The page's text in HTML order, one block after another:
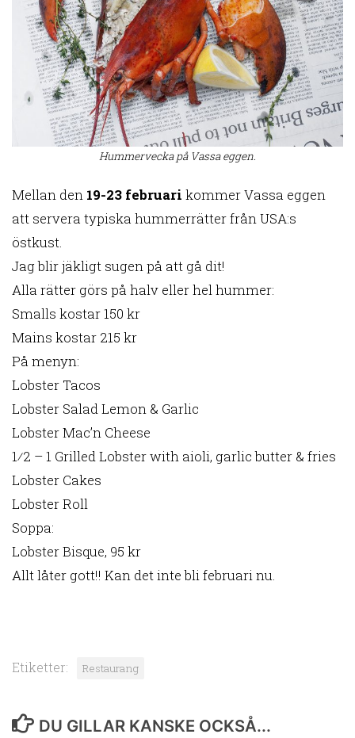
Hummervecka på Vassa eggen.
Mellan den 19-23 februari kommer Vassa eggen
att servera typiska hummerrätter från USA:s
östkust.
Jag blir jäkligt sugen på att gå dit!
Alla rätter görs på halv eller hel hummer:
Smalls kostar 150 kr
Mains kostar 215 kr
På menyn:
Lobster Tacos
Lobster Salad Lemon & Garlic
Lobster Mac’n Cheese
1⁄2 – 1 Grilled Lobster with aioli, garlic butter & fries
Lobster Cakes
Lobster Roll
Soppa:
Lobster Bisque, 95 kr
Allt låter gott!! Kan det inte bli februari nu.
Etiketter: Restaurang
DU GILLAR KANSKE OCKSÅ...